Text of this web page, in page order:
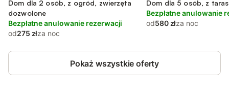
Dom dla 2 osób, z ogród, zwierzęta
dozwolone
Bezpłatne anulowanie rezerwacji
od275 złza noc
Dom dla 5 osób, z taras
Bezpłatne anulowanie
od580 złza noc
Pokaż wszystkie oferty